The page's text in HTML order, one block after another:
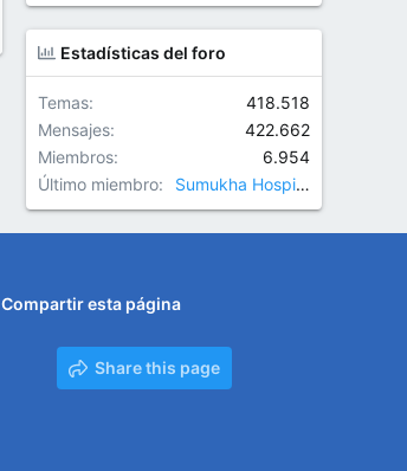
www.drranganathreddy.co
m
Estadísticas del foro
Temas
418.518
Mensajes
422.662
Miembros
6.954
Último miembro
Sumukha Hospitals
Compartir esta página
Share this page